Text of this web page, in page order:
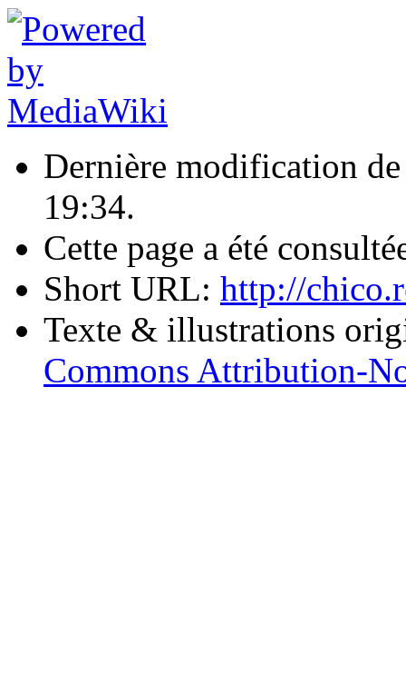
Dernière modification
19:34.
Cette page a été
Short URL: http://
Texte & illustrations
Commons Attribution-